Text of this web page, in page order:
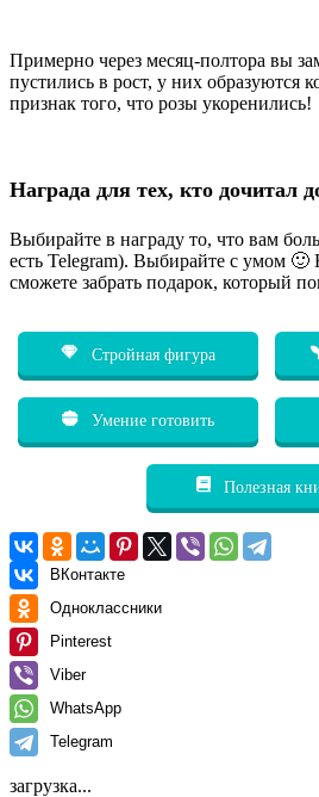
Примерно через месяц-полтора вы
пустились в рост, у них образуются
признак того, что розы укоренились!
Награда для тех, кто дочитал
Выбирайте в награду то, что вам
есть Telegram). Выбирайте с умом
сможете забрать подарок, который
Стройная фигура
Умение готовить
Полезная
ВКонтакте
Одноклассники
Pinterest
Viber
WhatsApp
Telegram
загрузка...